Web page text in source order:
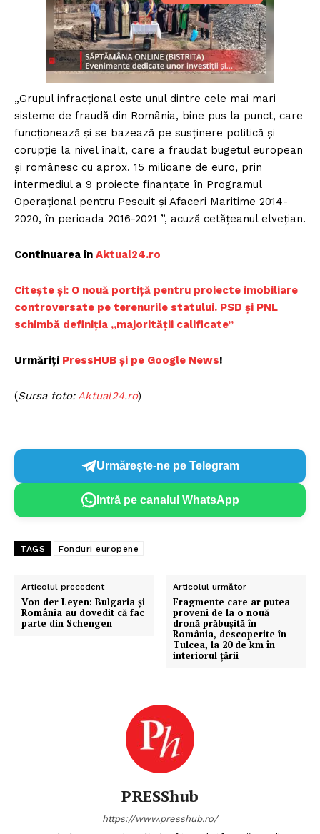
„Grupul infracțional este unul dintre cele mai mari
sisteme de fraudă din România, bine pus la punct, care
funcționează și se bazează pe susținere politică și
corupție la nivel înalt, care a fraudat bugetul european
și românesc cu aprox. 15 milioane de euro, prin
intermediul a 9 proiecte finanțate în Programul
Operațional pentru Pescuit și Afaceri Maritime 2014-
2020, în perioada 2016-2021 ”, acuză cetățeanul elvețian.
Continuarea în Aktual24.ro
Citește și: O nouă portiță pentru proiecte imobiliare
controversate pe terenurile statului. PSD și PNL
schimbă definiția „majorității calificate”
Urmăriți PressHUB și pe Google News!
(Sursa foto:Aktual24.ro)
Urmărește-ne pe Telegram
Intră pe canalul WhatsApp
TAGS Fonduri europene
Articolul precedent
Von der Leyen: Bulgaria şi
România au dovedit că fac
parte din Schengen
Articolul următor
Fragmente care ar putea
proveni de la o nouă
dronă prăbușită în
România, descoperite în
Tulcea, la 20 de km în
interiorul țării
PRESShub
https://www.presshub.ro/